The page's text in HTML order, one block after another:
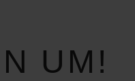
UM!